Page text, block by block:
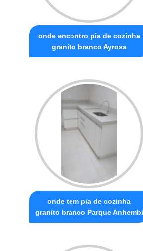
onde encontro pia de cozinha
granito branco Ayrosa
onde tem pia de cozinha
granito branco Parque Anhembi